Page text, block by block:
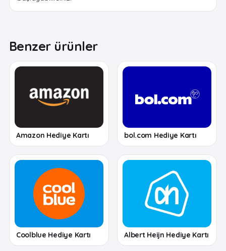
Benzer ürünler
Amazon Hediye Kartı bol.com Hediye Kartı
Coolblue Hediye Kartı Albert Heijn Hediye Kartı